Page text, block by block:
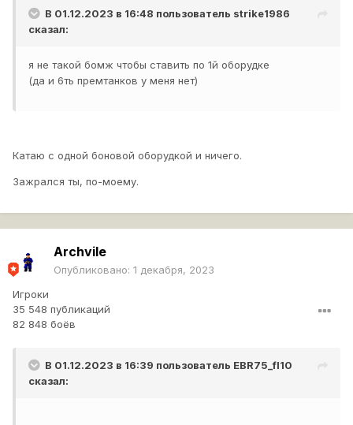
В 01.12.2023 в 16:48 пользователь strike1986
сказал:
я не такой бомж чтобы ставить по 1й оборудке
(да и 6ть премтанков у меня нет)
Катаю с одной боновой оборудкой и ничего.
Зажрался ты, по-моему.
Archvile
Опубликовано: 1 декабря, 2023
Игроки
35 548 публикаций
82 848 боёв
В 01.12.2023 в 16:39 пользователь EBR75_fl10
сказал: